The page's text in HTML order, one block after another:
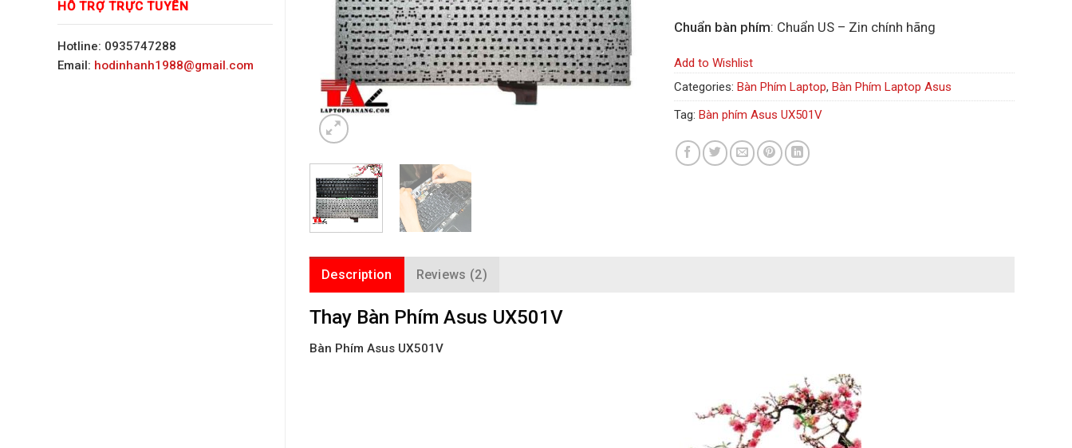
HỖ TRỢ TRỰC TUYẾN
Hotline: 0935747288
Email: hodinhanh1988@gmail.com
Chuẩn bàn phím: Chuẩn US – Zin chính hãng
Add to Wishlist
Categories: Bàn Phím Laptop, Bàn Phím Laptop Asus
Tag: Bàn phím Asus UX501V
Description Reviews (2)
Thay Bàn Phím Asus UX501V
Bàn Phím Asus UX501V